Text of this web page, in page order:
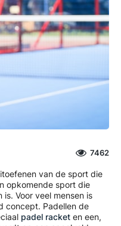
7462
van de sport die
opkomende sport die
Voor veel mensen is
concept. Padellen de
padel racket en een,